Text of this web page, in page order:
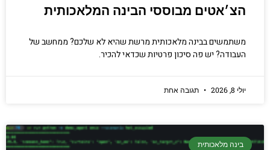
הצ׳אטים מבוססי הבינה המלאכותית
משתמשים בבינה מלאכותית מרשת שהיא לא שלכם? ממחשב של
העבודה? יש פה סיכון פרטיות שכדאי להכיר.
תגובה אחת
בינה מלאכותית